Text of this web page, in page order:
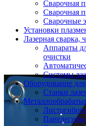
Сварочная
Сварочная
Сварочные
Установки
Лазерная сварка,
Аппараты
очистки
Системы
Оборудование
Станки
Панелегибы